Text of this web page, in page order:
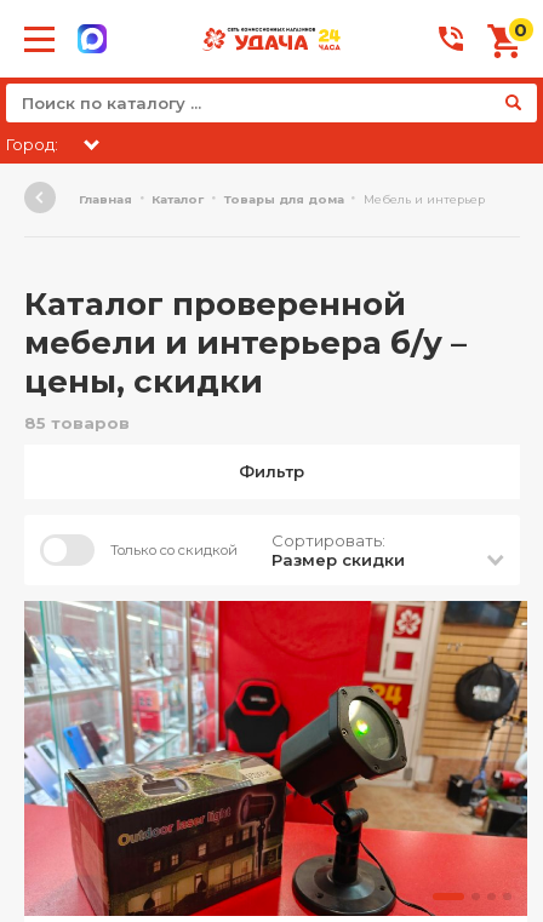
0
Город:
Главная Каталог Товары для дома Мебель и интерьер
Каталог проверенной
мебели и интерьера б/у –
цены, скидки
85 товаров
Фильтр
Только со скидкой
Сортировать:
Размер скидки